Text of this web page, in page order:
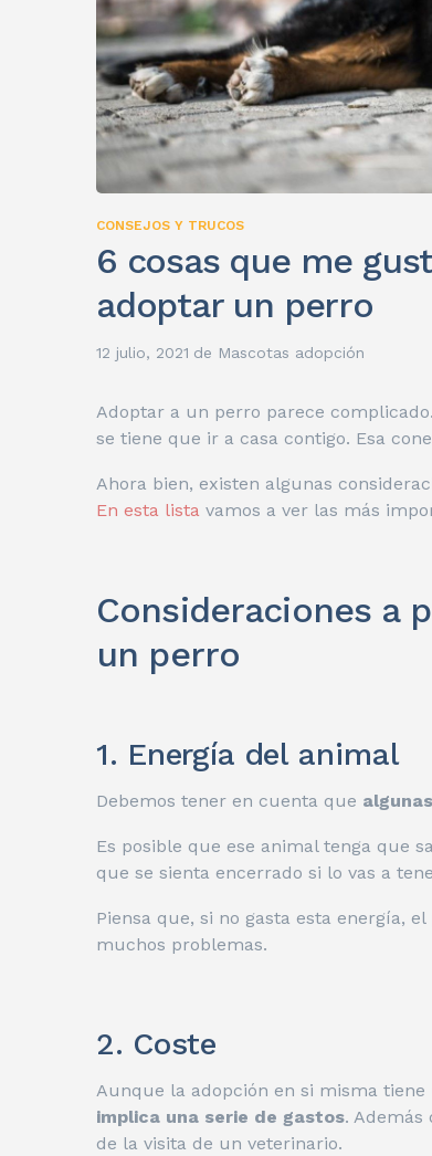
CONSEJOS Y TRUCOS
6 cosas que me
adoptar un perro
12 julio, 2021 de Mascotas adopción
Adoptar a un perro parece
se tiene que ir a casa contigo. Esa
Ahora bien, existen algunas
En esta lista vamos a ver las más
Consideraciones a
un perro
1. Energía del animal
Debemos tener en cuenta que
Es posible que ese animal tenga que
que se sienta encerrado si lo vas a
Piensa que, si no gasta esta energía,
muchos problemas.
2. Coste
Aunque la adopción en si misma
implica una serie de gastos.
de la visita de un veterinario.